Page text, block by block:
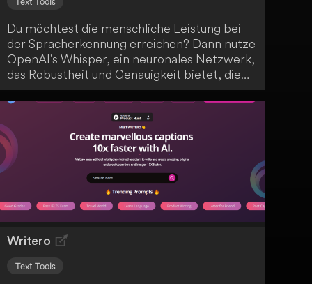
Du möchtest die menschliche Leistung bei
der Spracherkennung erreichen? Dann nutze
OpenAI's Whisper, ein neuronales Netzwerk,
das Robustheit und Genauigkeit bietet, die
der menschlichen Leistung entspricht.
Writero
Text Tools